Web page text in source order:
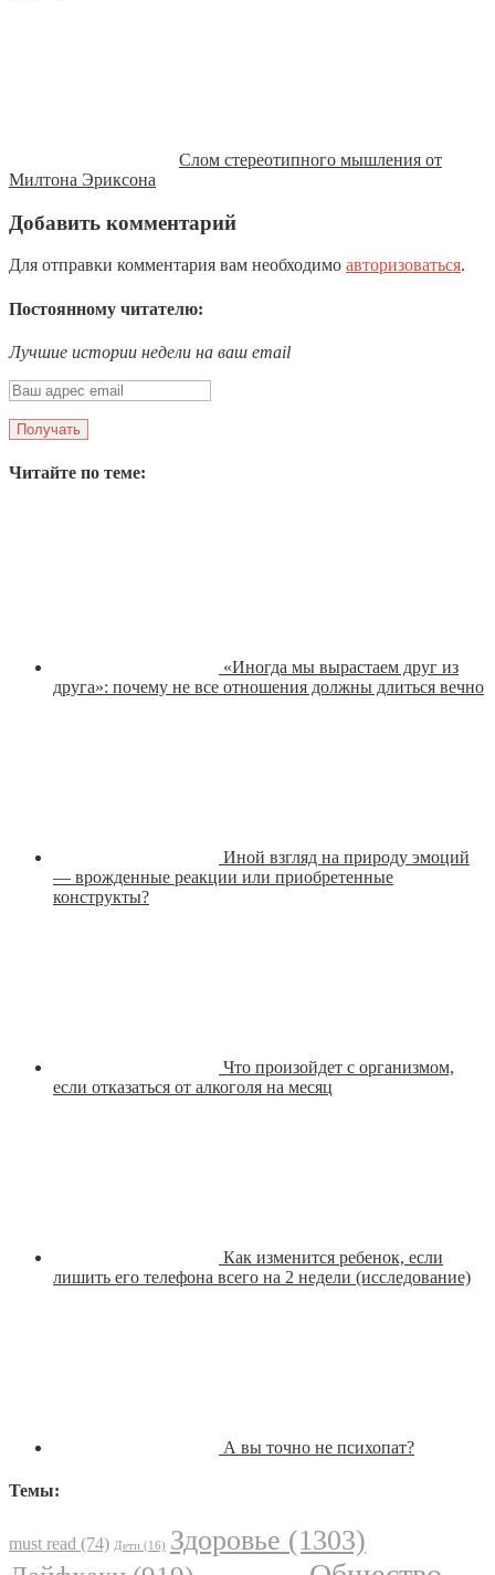
Слом стереотипного мышления от
Милтона Эриксона
Добавить комментарий
Для отправки комментария вам необходимо авторизоваться.
Постоянному читателю:
Лучшие истории недели на ваш email
Читайте по теме:
«Иногда мы вырастаем друг из
друга»: почему не все отношения должны длиться вечно
Иной взгляд на природу эмоций
— врожденные реакции или приобретенные
конструкты?
Что произойдет с организмом,
если отказаться от алкоголя на месяц
Как изменится ребенок, если
лишить его телефона всего на 2 недели (исследование)
А вы точно не психопат?
Темы:
must read (74) Дети (16) Здоровье (1303)